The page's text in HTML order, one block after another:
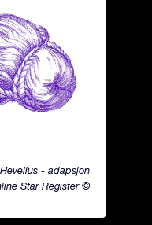
- adapsjon
Star Register ©